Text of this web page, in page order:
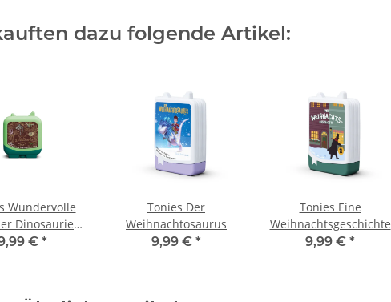
dazu folgende Artikel:
Wundervolle
Dinosaurier
der Urzeit
€ *
Tonies Der
Weihnachtosaurus
9,99 € *
Tonies Eine
Weihnachtsgeschichte
9,99 € *